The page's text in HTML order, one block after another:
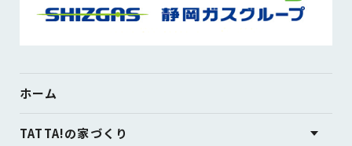
ホーム
TATTA!の家づくり